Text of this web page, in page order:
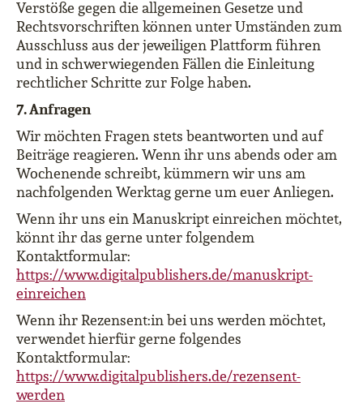
Verstöße gegen die allgemeinen Gesetze und
Rechtsvorschriften können unter Umständen zum
Ausschluss aus der jeweiligen Plattform führen
und in schwerwiegenden Fällen die Einleitung
rechtlicher Schritte zur Folge haben.
7. Anfragen
Wir möchten Fragen stets beantworten und auf
Beiträge reagieren. Wenn ihr uns abends oder am
Wochenende schreibt, kümmern wir uns am
nachfolgenden Werktag gerne um euer Anliegen.
Wenn ihr uns ein Manuskript einreichen möchtet,
könnt ihr das gerne unter folgendem
Kontaktformular:
https://www.digitalpublishers.de/manuskript-
einreichen
Wenn ihr Rezensent:in bei uns werden möchtet,
verwendet hierfür gerne folgendes
Kontaktformular:
https://www.digitalpublishers.de/rezensent-
werden